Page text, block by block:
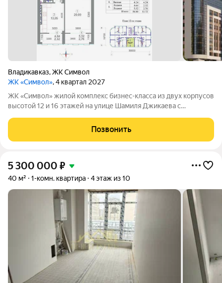
Владикавказ,ЖК Символ
ЖК «Символ», 4 квартал 2027
ЖК «Символ» жилой комплекс бизнес-класса из двух корпусов
высотой 12 и 16 этажей на улице Шамиля Джикаева с
хребет и Московское шоссе. Внешние стены толщиной 70 см
помогают сохранять тепло
Позвонить
5 300 000 ₽
40 м² 1-комн. квартира 4 этаж из 10